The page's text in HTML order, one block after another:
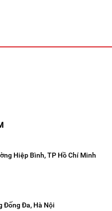
Hiệp Bình, TP Hồ Chí Minh
Đống Đa, Hà Nội